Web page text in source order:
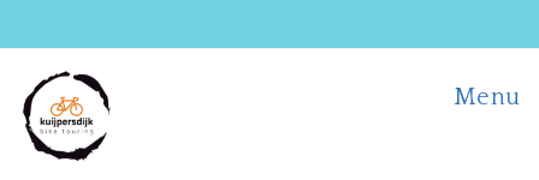
Menu